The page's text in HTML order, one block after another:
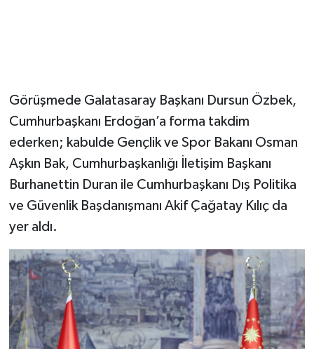
Görüşmede Galatasaray Başkanı Dursun Özbek,
Cumhurbaşkanı Erdoğan’a forma takdim
ederken; kabulde Gençlik ve Spor Bakanı Osman
Aşkın Bak, Cumhurbaşkanlığı İletişim Başkanı
Burhanettin Duran ile Cumhurbaşkanı Dış Politika
ve Güvenlik Başdanışmanı Akif Çağatay Kılıç da
yer aldı.